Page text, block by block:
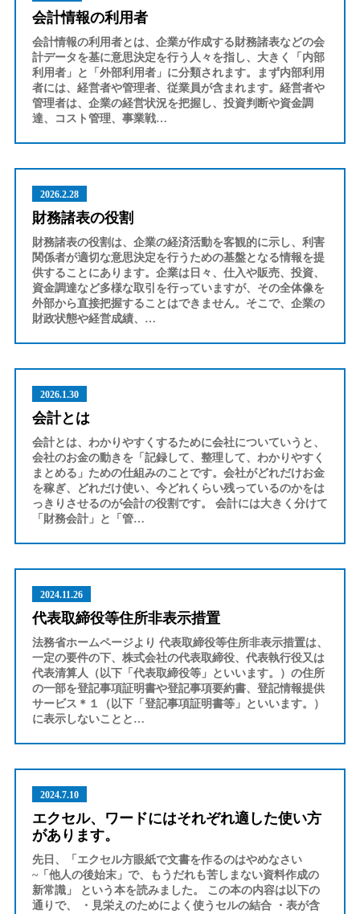
会計情報の利用者
会計情報の利用者とは、企業が作成する財務諸表などの会
計データを基に意思決定を行う人々を指し、大きく「内部
利用者」と「外部利用者」に分類されます。まず内部利用
者には、経営者や管理者、従業員が含まれます。経営者や
管理者は、企業の経営状況を把握し、投資判断や資金調
達、コスト管理、事業戦…
2026.2.28
財務諸表の役割
財務諸表の役割は、企業の経済活動を客観的に示し、利害
関係者が適切な意思決定を行うための基盤となる情報を提
供することにあります。企業は日々、仕入や販売、投資、
資金調達など多様な取引を行っていますが、その全体像を
外部から直接把握することはできません。そこで、企業の
財政状態や経営成績、…
2026.1.30
会計とは
会計とは、わかりやすくするために会社についていうと、
会社のお金の動きを「記録して、整理して、わかりやすく
まとめる」ための仕組みのことです。会社がどれだけお金
を稼ぎ、どれだけ使い、今どれくらい残っているのかをは
っきりさせるのが会計の役割です。 会計には大きく分けて
「財務会計」と「管…
2024.11.26
代表取締役等住所非表示措置
法務省ホームページより 代表取締役等住所非表示措置は、
一定の要件の下、株式会社の代表取締役、代表執行役又は
代表清算人（以下「代表取締役等」といいます。）の住所
の一部を登記事項証明書や登記事項要約書、登記情報提供
サービス＊１（以下「登記事項証明書等」といいます。）
に表示しないことと…
2024.7.10
エクセル、ワードにはそれぞれ適した使い方
があります。
先日、「エクセル方眼紙で文書を作るのはやめなさい
~「他人の後始末」で、もうだれも苦しまない資料作成の
新常識」 という本を読みました。 この本の内容は以下の
通りで、 ・見栄えのためによく使うセルの結合 ・表が含